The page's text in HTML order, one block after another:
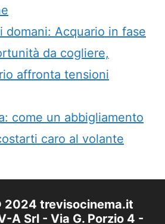
domani: Acquario in fase
da cogliere,
affronta tensioni
come un abbigliamento
caro al volante
trevisocinema.it
A Srl - Via G. Porzio 4 -